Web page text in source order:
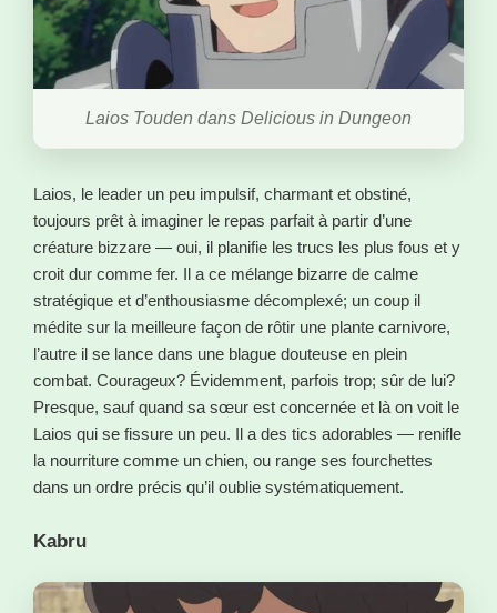
Laios Touden dans Delicious in Dungeon
Laios, le leader un peu impulsif, charmant et obstiné,
toujours prêt à imaginer le repas parfait à partir d’une
créature bizzare — oui, il planifie les trucs les plus fous et y
croit dur comme fer. Il a ce mélange bizarre de calme
stratégique et d’enthousiasme décomplexé; un coup il
médite sur la meilleure façon de rôtir une plante carnivore,
l’autre il se lance dans une blague douteuse en plein
combat. Courageux? Évidemment, parfois trop; sûr de lui?
Presque, sauf quand sa sœur est concernée et là on voit le
Laios qui se fissure un peu. Il a des tics adorables — renifle
la nourriture comme un chien, ou range ses fourchettes
dans un ordre précis qu’il oublie systématiquement.
Kabru